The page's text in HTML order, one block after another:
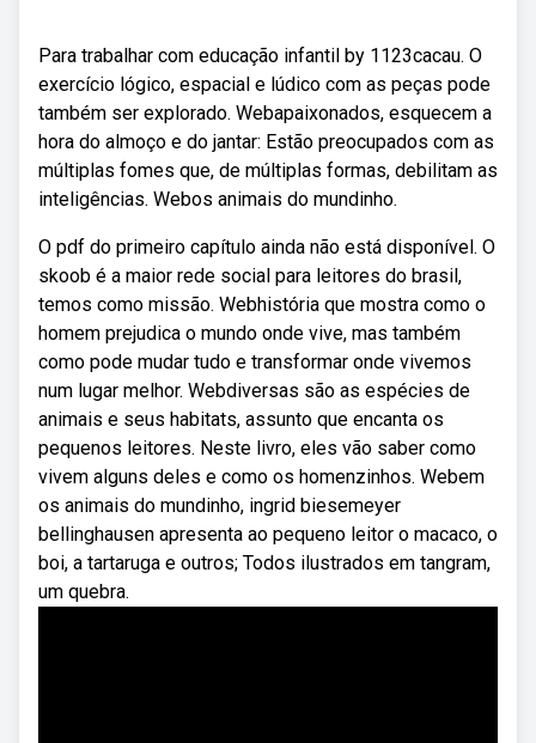
Para trabalhar com educação infantil by 1123cacau. O
exercício lógico, espacial e lúdico com as peças pode
também ser explorado. Webapaixonados, esquecem a
hora do almoço e do jantar: Estão preocupados com as
múltiplas fomes que, de múltiplas formas, debilitam as
inteligências. Webos animais do mundinho.
O pdf do primeiro capítulo ainda não está disponível. O
skoob é a maior rede social para leitores do brasil,
temos como missão. Webhistória que mostra como o
homem prejudica o mundo onde vive, mas também
como pode mudar tudo e transformar onde vivemos
num lugar melhor. Webdiversas são as espécies de
animais e seus habitats, assunto que encanta os
pequenos leitores. Neste livro, eles vão saber como
vivem alguns deles e como os homenzinhos. Webem
os animais do mundinho, ingrid biesemeyer
bellinghausen apresenta ao pequeno leitor o macaco, o
boi, a tartaruga e outros; Todos ilustrados em tangram,
um quebra.